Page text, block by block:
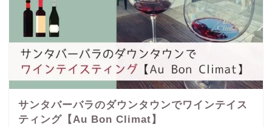
サンタバーバラのダウンタウンでワインテイス
ティング【Au Bon Climat】